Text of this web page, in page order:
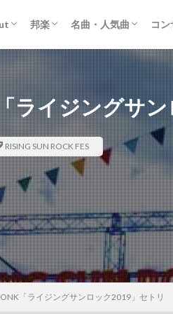
ター紹介
イバシーポリシー
事項
邦楽
STARTO ENTERTAINMENT (
女性アイドル
K-POP
洋楽
名曲・人気曲
おすすめアルバム
歌詞考察
コ
セ
ラ
カ
ライジングサ
RISING SUN ROCK FES
「ライジングサンロック2019」セトリ